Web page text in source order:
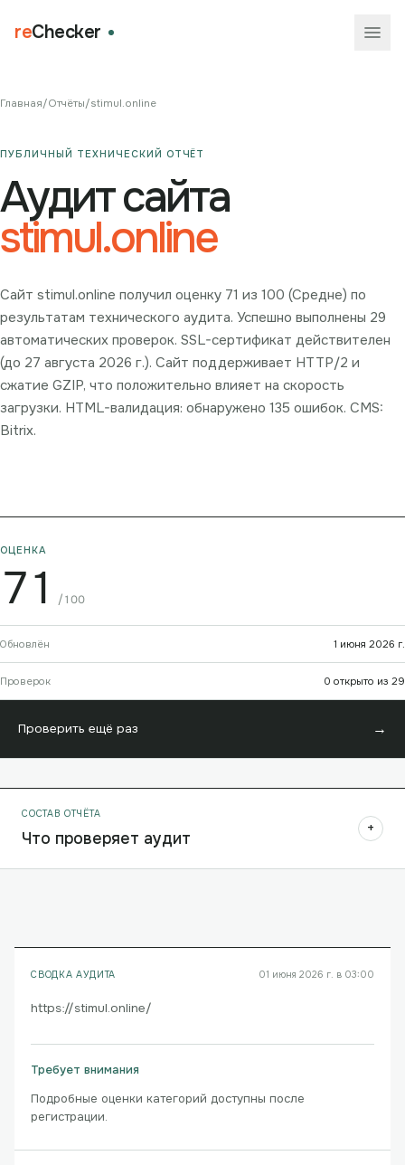
reChecker
Главная/Отчёты/stimul.online
ПУБЛИЧНЫЙ ТЕХНИЧЕСКИЙ ОТЧЁТ
Аудит сайта
stimul.online
Сайт stimul.online получил оценку 71 из 100 (Средне) по
результатам технического аудита. Успешно выполнены 29
автоматических проверок. SSL-сертификат действителен
(до 27 августа 2026 г.). Сайт поддерживает HTTP/2 и
сжатие GZIP, что положительно влияет на скорость
загрузки. HTML-валидация: обнаружено 135 ошибок. CMS:
Bitrix.
ОЦЕНКА
71 /100
Обновлён 1 июня 2026 г.
Проверок 0 открыто из 29
Проверить ещё раз →
СОСТАВ ОТЧЁТА
Что проверяет аудит +
СВОДКА АУДИТА 01 июня 2026 г. в 03:00
https://stimul.online/
Требует внимания
Подробные оценки категорий доступны после
регистрации.